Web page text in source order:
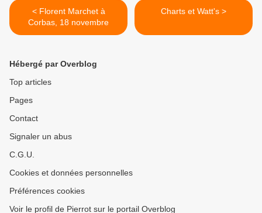
< Florent Marchet à
Corbas, 18 novembre
Charts et Watt's >
Hébergé par Overblog
Top articles
Pages
Contact
Signaler un abus
C.G.U.
Cookies et données personnelles
Préférences cookies
Voir le profil de Pierrot sur le portail Overblog